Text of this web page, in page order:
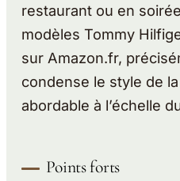
restaurant ou en
modèles Tommy
sur Amazon.fr,
condense le style de
abordable à l’échelle
Points forts